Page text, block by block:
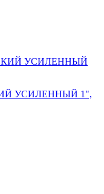
УСИЛЕННЫЙ 1",